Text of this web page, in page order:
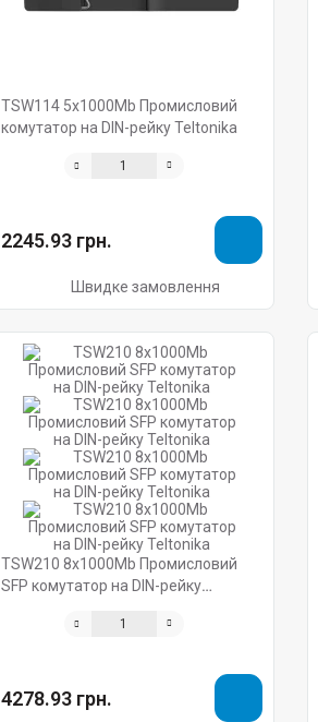
TSW114 5х1000Mb Промисловий
комутатор на DIN-рейку Teltonika
2245.93 грн.
Швидке замовлення
TSW210 8х1000Mb Промисловий
SFP комутатор на DIN-рейку
4278.93 грн.